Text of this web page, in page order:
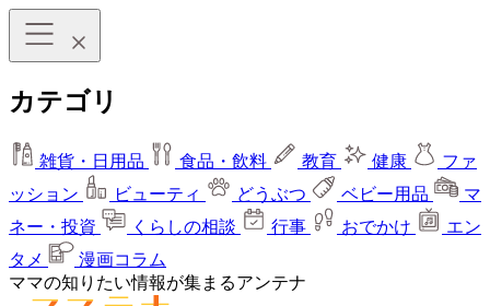
カテゴリ
雑貨・日用品 食品・飲料 教育 健康
ファ
ッション
ビューティ どうぶつ ベビー用品
マ
ネー・投資
くらしの相談 行事 おでかけ
エン
タメ
漫画コラム
ママの知りたい情報が集まるアンテナ